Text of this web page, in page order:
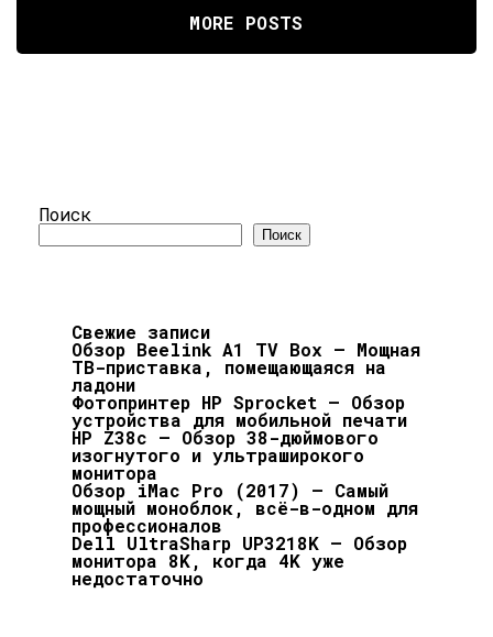
MORE POSTS
Поиск
Поиск
Свежие записи
Обзор Beelink A1 TV Box — Мощная
ТВ-приставка, помещающаяся на
ладони
Фотопринтер HP Sprocket — Обзор
устройства для мобильной печати
HP Z38c — Обзор 38-дюймового
изогнутого и ультраширокого
монитора
Обзор iMac Pro (2017) — Самый
мощный моноблок, всё-в-одном для
профессионалов
Dell UltraSharp UP3218K — Обзор
монитора 8K, когда 4K уже
недостаточно